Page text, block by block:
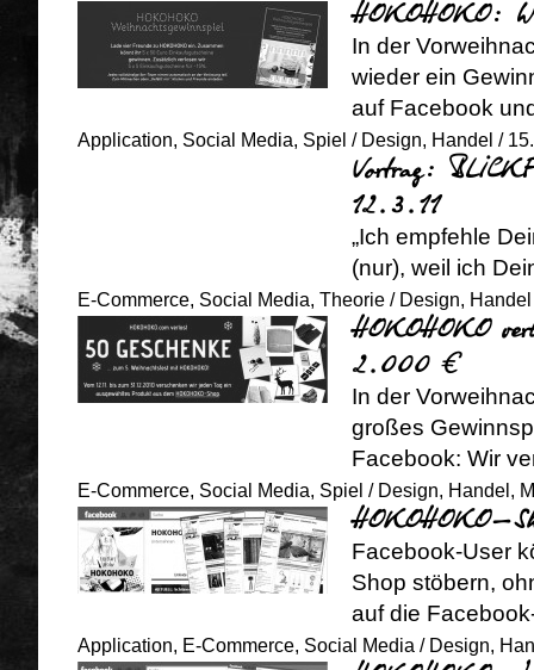
HOKOHOKO:
In der
wieder ein
auf Facebook
Application, Social Media, Spiel / Design, Handel /
Vortrag:
12.3.11
„Ich empfehle
(nur), weil ich
E-Commerce, Social Media, Theorie / Design, Handel
HOKOHOKO
2.000 €
In der
großes
Facebook: Wir
E-Commerce, Social Media, Spiel / Design, Handel ,
HOKOHOKO-
Facebook-User
Shop stöbern,
auf die
Application, E-Commerce, Social Media / Design,